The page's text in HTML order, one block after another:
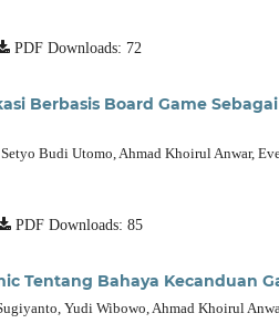
PDF Downloads: 72
Berbasis Board Game
Budi Utomo, Ahmad Khoirul Anwar,
PDF Downloads: 85
Tentang Bahaya Kecanduan
Yudi Wibowo, Ahmad Khoirul